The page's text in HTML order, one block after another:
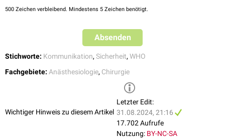
Operationsart und Stelle
Risiko des Blutverlustes
Besonderes Equipment
Aspirationsrisiko
Allergien
Monitoring angelegt und funktionsfähig
500 Zeichen verbleibend. Mindestens 5 Zeichen benötigt.
Absenden
Stichworte: Kommunikation, Sicherheit, WHO
Fachgebiete: Anästhesiologie, Chirurgie
Wichtiger Hinweis zu diesem Artikel
Letzter Edit:
31.08.2024, 21:16
17.702 Aufrufe
Nutzung: BY-NC-SA